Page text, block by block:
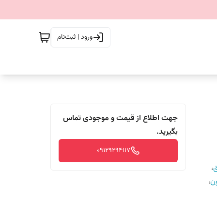
ورود | ثبت‌نام
،
،
جهت اطلاع از قیمت و موجودی تماس
بگیرید.
09129294117